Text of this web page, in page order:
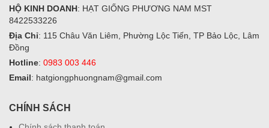
HỘ KINH DOANH: HẠT GIỐNG PHƯƠNG NAM MST
8422533226
Địa Chỉ: 115 Châu Văn Liêm, Phường Lộc Tiến, TP Bảo Lộc, Lâm
Đồng
Hotline: 0983 003 446
Email: hatgiongphuongnam@gmail.com
CHÍNH SÁCH